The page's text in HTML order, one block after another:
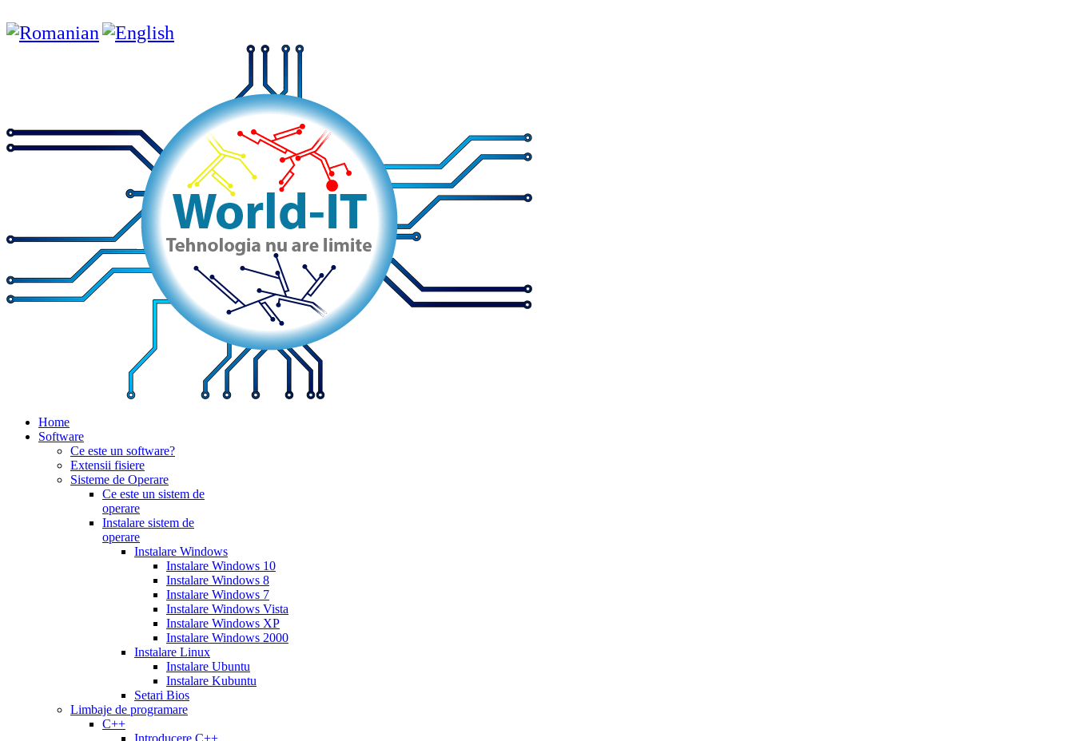
Home
Software
Ce este un software?
Extensii fisiere
Sisteme de Operare
Ce este un sistem de
operare
Instalare sistem de
operare
Instalare Windows
Instalare Windows 10
Instalare Windows 8
Instalare Windows 7
Instalare Windows Vista
Instalare Windows XP
Instalare Windows 2000
Instalare Linux
Instalare Ubuntu
Instalare Kubuntu
Setari Bios
Limbaje de programare
C++
Introducere C++